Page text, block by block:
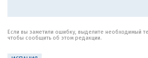
Если вы заметили ошибку, выделите необходимый
чтобы сообщить об этом редакции.